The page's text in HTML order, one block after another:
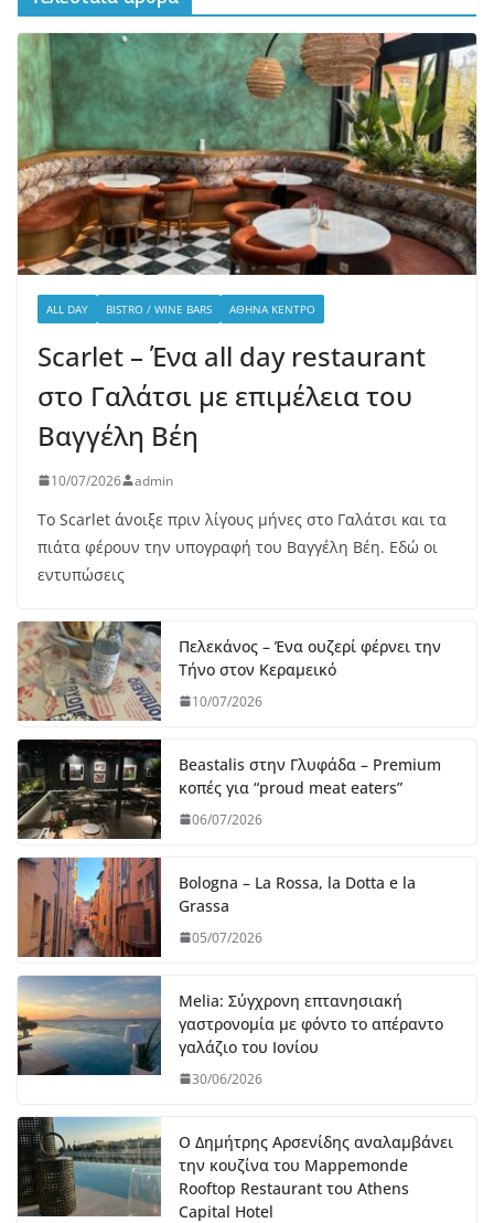
ALL DAY BISTRO / WINE BARS ΑΘΉΝΑ ΚΈΝΤΡΟ
Scarlet – Ένα all day restaurant
στο Γαλάτσι με επιμέλεια του
Βαγγέλη Βέη
10/07/2026 admin
Το Scarlet άνοιξε πριν λίγους μήνες στο Γαλάτσι και τα
πιάτα φέρουν την υπογραφή του Βαγγέλη Βέη. Εδώ οι
εντυπώσεις
Πελεκάνος – Ένα ουζερί φέρνει την
Τήνο στον Κεραμεικό
10/07/2026
Beastalis στην Γλυφάδα – Premium
κοπές για “proud meat eaters”
06/07/2026
Bologna – La Rossa, la Dotta e la
Grassa
05/07/2026
Melia: Σύγχρονη επτανησιακή
γαστρονομία με φόντο το απέραντο
γαλάζιο του Ιονίου
30/06/2026
Ο Δημήτρης Αρσενίδης αναλαμβάνει
την κουζίνα του Mappemonde
Rooftop Restaurant του Athens
Capital Hotel